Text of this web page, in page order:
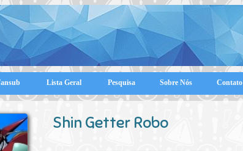
Lista Geral Pesquisa Sobre Nós Contato
Shin Getter Robo